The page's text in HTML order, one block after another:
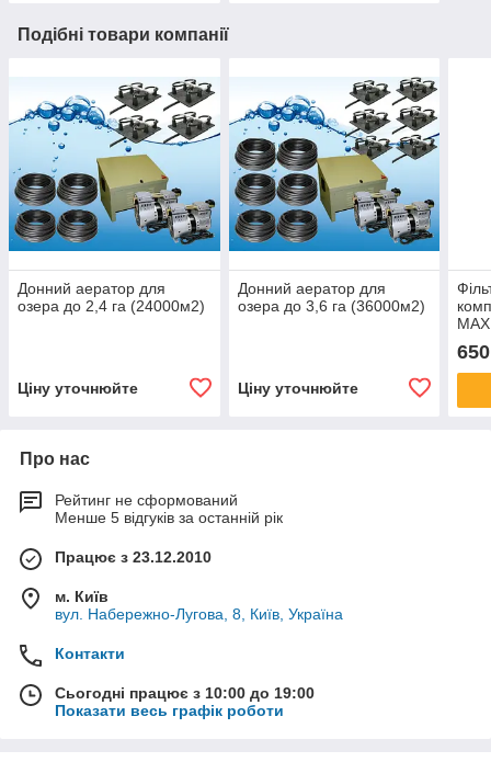
Подібні товари компанії
Донний аератор для
озера до 2,4 га (24000м2)
Ціну уточнюйте
Донний аератор для
озера до 3,6 га (36000м2)
Ціну уточнюйте
650
Про нас
Рейтинг не сформований
Менше 5 відгуків за останній рік
Працює з 23.12.2010
м. Київ
вул. Набережно-Лугова, 8, Київ, Україна
Контакти
Сьогодні працює з 10:00 до 19:00
Показати весь графік роботи